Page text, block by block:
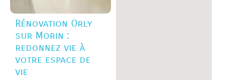
Rénovation Orly
sur Morin :
redonnez vie à
votre espace de
vie